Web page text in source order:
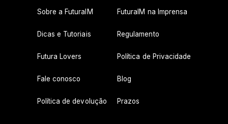
Sobre a FuturaIM FuturaIM na Imprensa
Dicas e Tutoriais Regulamento
Futura Lovers Política de Privacidade
Fale conosco Blog
Política de devolução Prazos